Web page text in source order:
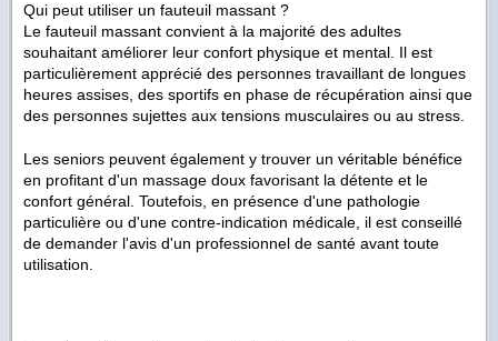
Qui peut utiliser un fauteuil massant ?
Le fauteuil massant convient à la majorité des adultes
souhaitant améliorer leur confort physique et mental. Il est
particulièrement apprécié des personnes travaillant de longues
heures assises, des sportifs en phase de récupération ainsi que
des personnes sujettes aux tensions musculaires ou au stress.
Les seniors peuvent également y trouver un véritable bénéfice
en profitant d'un massage doux favorisant la détente et le
confort général. Toutefois, en présence d'une pathologie
particulière ou d'une contre-indication médicale, il est conseillé
de demander l'avis d'un professionnel de santé avant toute
utilisation.